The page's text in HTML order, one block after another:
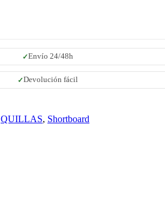
Envío 24/48h
Devolución fácil
QUILLAS, Shortboard